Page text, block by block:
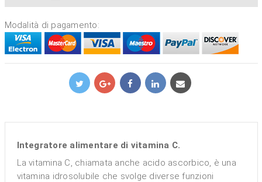
Modalità di pagamento:
Integratore alimentare di vitamina C.
La vitamina C, chiamata anche acido ascorbico, è una
vitamina idrosolubile che svolge diverse funzioni